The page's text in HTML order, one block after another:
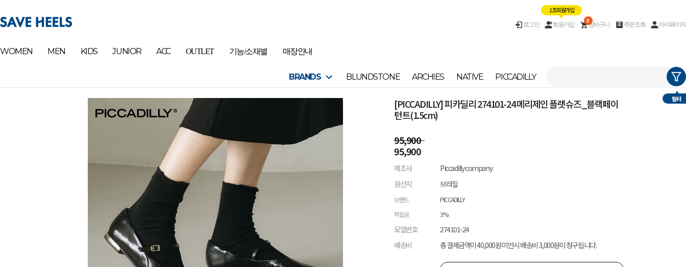
로그인 회원가입
1초 회원가입
장바구니
0
주문조회 마이페이지
WOMEN MEN KIDS JUNIOR ACC OUTLET 기능/소재별 매장안내
BRANDS BLUNDSTONE ARCHIES NATIVE PICCADILLY
필터
[PICCADILLY] 피카딜리 274101-24 메리제인 플랫슈즈_블랙페이
턴트(1.5cm)
95,900
95,900
제조사
Piccadilly company
원산지
브라질
브랜드
PICCADILLY
적립금
3%
모델번호
274101-24
배송비
총 결제금액이 40,000원 미만시 배송비 3,000원이 청구됩니다.